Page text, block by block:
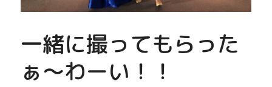
一緒に撮ってもらった
ぁ〜わーい！！